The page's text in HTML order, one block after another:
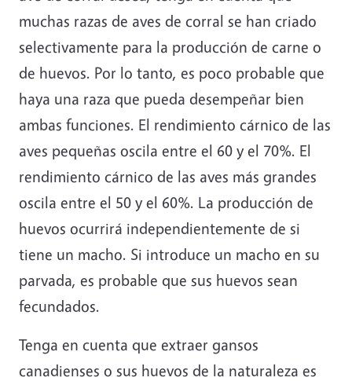
muchas razas de aves de corral se han criado
selectivamente para la producción de carne o
de huevos. Por lo tanto, es poco probable que
haya una raza que pueda desempeñar bien
ambas funciones. El rendimiento cárnico de las
aves pequeñas oscila entre el 60 y el 70%. El
rendimiento cárnico de las aves más grandes
oscila entre el 50 y el 60%. La producción de
huevos ocurrirá independientemente de si
tiene un macho. Si introduce un macho en su
parvada, es probable que sus huevos sean
fecundados.
Tenga en cuenta que extraer gansos
canadienses o sus huevos de la naturaleza es